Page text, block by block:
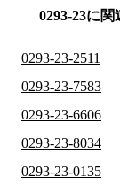
0293-23に
0293-23-2511
0293-23-7583
0293-23-6606
0293-23-8034
0293-23-0135